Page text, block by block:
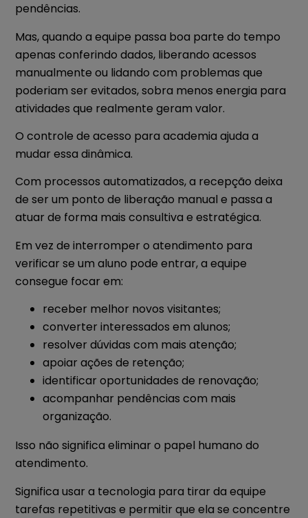
pendências.
Mas, quando a equipe passa boa parte do tempo
apenas conferindo dados, liberando acessos
manualmente ou lidando com problemas que
poderiam ser evitados, sobra menos energia para
atividades que realmente geram valor.
O controle de acesso para academia ajuda a
mudar essa dinâmica.
Com processos automatizados, a recepção deixa
de ser um ponto de liberação manual e passa a
atuar de forma mais consultiva e estratégica.
Em vez de interromper o atendimento para
verificar se um aluno pode entrar, a equipe
consegue focar em:
receber melhor novos visitantes;
converter interessados em alunos;
resolver dúvidas com mais atenção;
apoiar ações de retenção;
identificar oportunidades de renovação;
acompanhar pendências com mais
organização.
Isso não significa eliminar o papel humano do
atendimento.
Significa usar a tecnologia para tirar da equipe
tarefas repetitivas e permitir que ela se concentre